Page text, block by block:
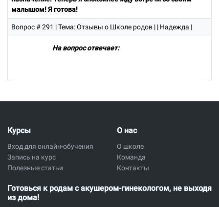
малышом! Я готова!
Вопрос # 291 | Тема: Отзывы о Школе родов | | Надежда |
На вопрос отвечает:
Курсы
Вход для онлайн-обучения
Запись на курс
Полезные статьи
О нас
О школе
Команда
Контакты
Готовься к родам с акушером-гинекологом, не выходя
из дома!